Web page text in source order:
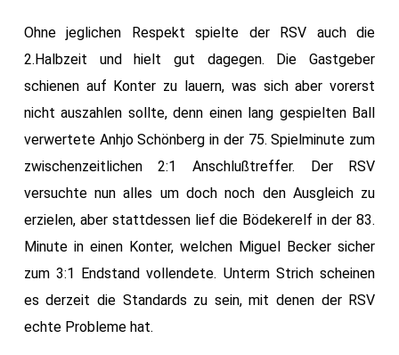
Ohne jeglichen Respekt spielte der RSV auch die
2.Halbzeit und hielt gut dagegen. Die Gastgeber
schienen auf Konter zu lauern, was sich aber vorerst
nicht auszahlen sollte, denn einen lang gespielten Ball
verwertete Anhjo Schönberg in der 75. Spielminute zum
zwischenzeitlichen 2:1 Anschlußtreffer. Der RSV
versuchte nun alles um doch noch den Ausgleich zu
erzielen, aber stattdessen lief die Bödekerelf in der 83.
Minute in einen Konter, welchen Miguel Becker sicher
zum 3:1 Endstand vollendete. Unterm Strich scheinen
es derzeit die Standards zu sein, mit denen der RSV
echte Probleme hat.